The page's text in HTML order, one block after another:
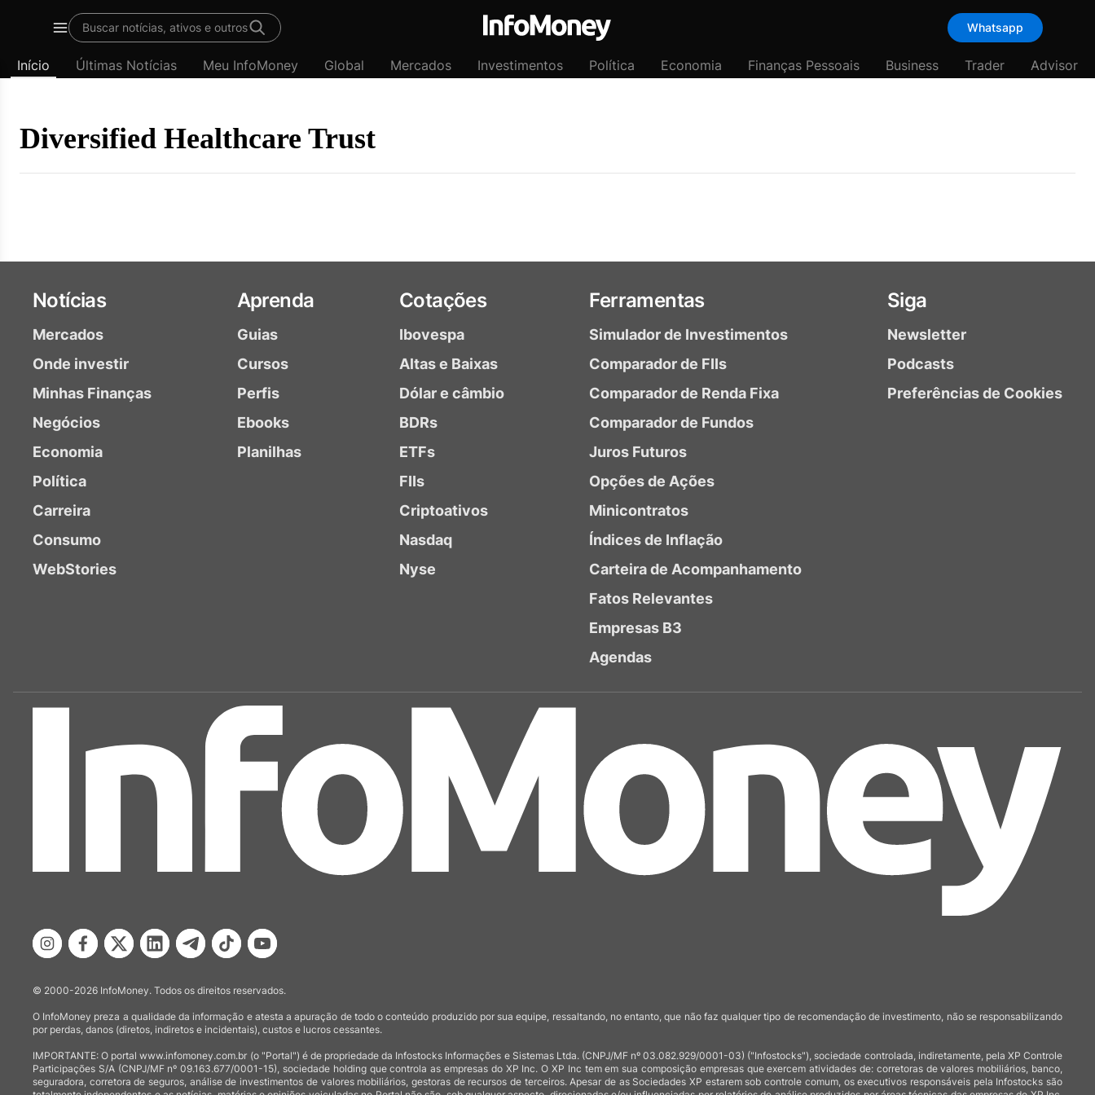
Últimas
InfoMoney
Menu
Buscar notícias, ativos e outros Whatsapp
Início Últimas Notícias Meu InfoMoney Global Mercados Investimentos Política Economia Finanças Pessoais Business Trader Advisor
Diversified Healthcare Trust
Notícias
Mercados
Onde investir
Minhas Finanças
Negócios
Economia
Política
Carreira
Consumo
WebStories
Aprenda
Guias
Cursos
Perfis
Ebooks
Planilhas
Cotações
Ibovespa
Altas e Baixas
Dólar e câmbio
BDRs
ETFs
FIIs
Criptoativos
Nasdaq
Nyse
Ferramentas
Simulador de Investimentos
Comparador de FIIs
Comparador de Renda Fixa
Comparador de Fundos
Juros Futuros
Opções de Ações
Minicontratos
Índices de Inflação
Carteira de Acompanhamento
Fatos Relevantes
Empresas B3
Agendas
Siga
Newsletter
Podcasts
Preferências de Cookies
© 2000-2026 InfoMoney. Todos os direitos reservados.
O InfoMoney preza a qualidade da informação e atesta a apuração de todo o conteúdo produzido por sua equipe, ressaltando, no entanto, que não faz qualquer tipo de recomendação de investimento, não se responsabilizando
por perdas, danos (diretos, indiretos e incidentais), custos e lucros cessantes.
IMPORTANTE: O portal www.infomoney.com.br (o "Portal") é de propriedade da Infostocks Informações e Sistemas Ltda. (CNPJ/MF nº 03.082.929/0001-03) ("Infostocks"), sociedade controlada, indiretamente, pela XP Controle
Participações S/A (CNPJ/MF nº 09.163.677/0001-15), sociedade holding que controla as empresas do XP Inc. O XP Inc tem em sua composição empresas que exercem atividades de: corretoras de valores mobiliários, banco,
seguradora, corretora de seguros, análise de investimentos de valores mobiliários, gestoras de recursos de terceiros. Apesar de as Sociedades XP estarem sob controle comum, os executivos responsáveis pela Infostocks são